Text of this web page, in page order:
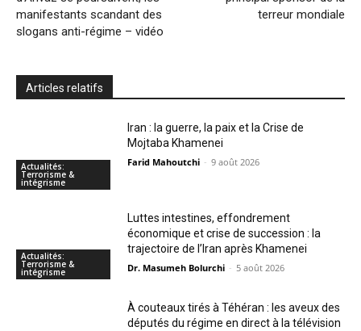
manifestants scandant des
slogans anti-régime – vidéo
terreur mondiale
Articles relatifs
Actualités:
Terrorisme &
intégrisme
Iran : la guerre, la paix et la Crise de
Mojtaba Khamenei
Farid Mahoutchi - 9 août 2026
Actualités:
Terrorisme &
intégrisme
Luttes intestines, effondrement
économique et crise de succession : la
trajectoire de l’Iran après Khamenei
Dr. Masumeh Bolurchi - 5 août 2026
À couteaux tirés à Téhéran : les aveux des
députés du régime en direct à la télévision